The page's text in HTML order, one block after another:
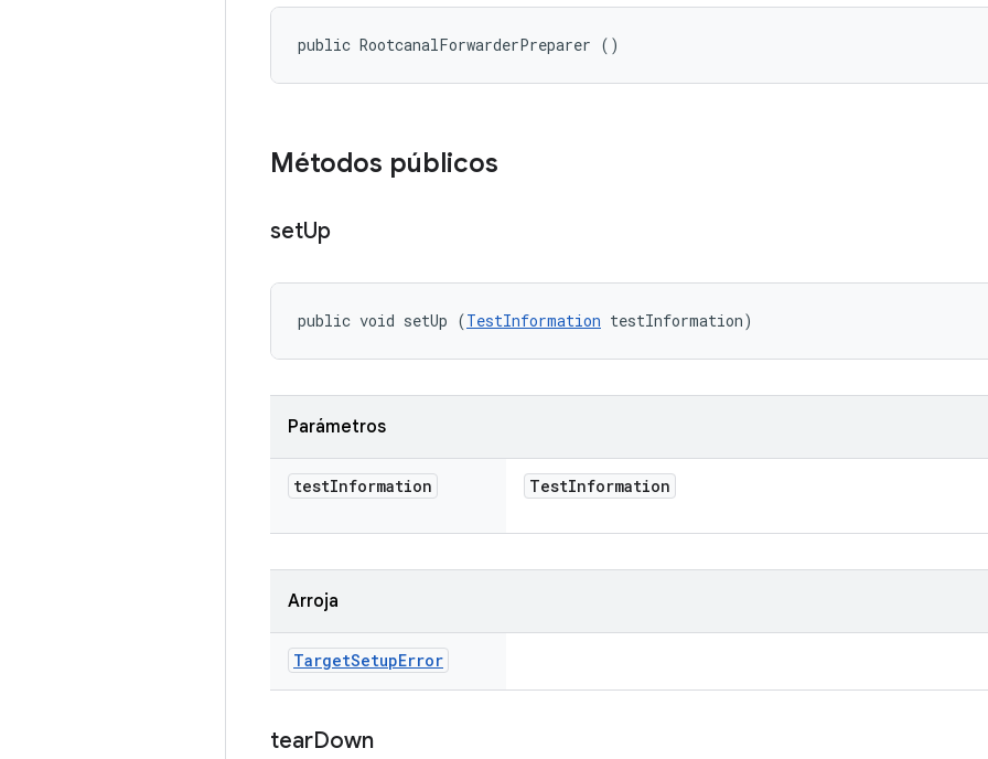
public RootcanalForwarderPreparer ()
Métodos públicos
setUp
public void setUp (TestInformation testInformation)
Parámetros
testInformation TestInformation
Arroja
TargetSetupError
tearDown